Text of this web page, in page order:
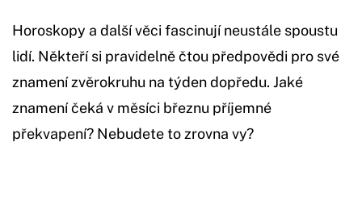
Horoskopy a další věci fascinují neustále spoustu
lidí. Někteří si pravidelně čtou předpovědi pro své
znamení zvěrokruhu na týden dopředu. Jaké
znamení čeká v měsíci březnu příjemné
překvapení? Nebudete to zrovna vy?